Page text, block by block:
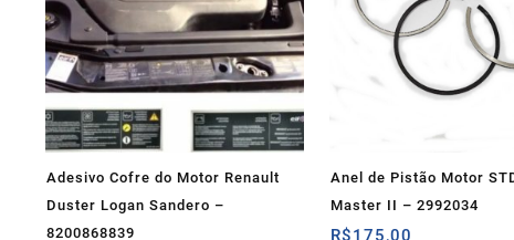
Adesivo Cofre do Motor Renault
Duster Logan Sandero –
8200868839
Anel de Pistão Motor
Master II – 2992034
R$175,00